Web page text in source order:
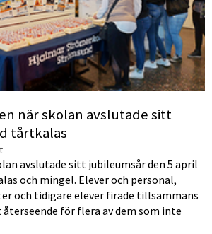
när skolan avslutade sitt
tårtkalas
avslutade sitt jubileumsår den 5 april
och mingel. Elever och personal,
och tidigare elever firade tillsammans
för flera av dem som inte